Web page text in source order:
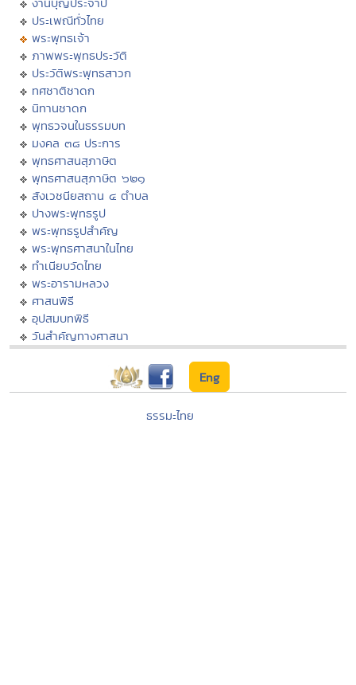
ประเพณีทั่วไทย
พระพุทธเจ้า
ภาพพระพุทธประวัติ
ประวัติพระพุทธสาวก
ทศชาติชาดก
นิทานชาดก
พุทธวจนในธรรมบท
มงคล ๓๘ ประการ
พุทธศาสนสุภาษิต
พุทธศาสนสุภาษิต ๖๒๑
สังเวชนียสถาน ๔ ตำบล
ปางพระพุทธรูป
พระพุทธรูปสำคัญ
พระพุทธศาสนาในไทย
ทำเนียบวัดไทย
พระอารามหลวง
ศาสนพิธี
อุปสมบทพิธี
วันสำคัญทางศาสนา
Eng
ธรรมะไทย